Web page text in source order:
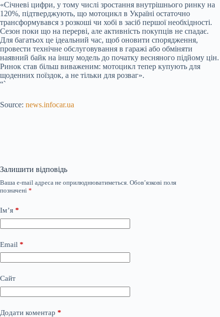
«Січневі цифри, у тому числі зростання внутрішнього ринку на
120%, підтверджують, що мотоцикл в Україні остаточно
трансформувався з розкоші чи хобі в засіб першої необхідності.
Сезон поки що на перерві, але активність покупців не спадає.
Для багатьох це ідеальний час, щоб оновити спорядження,
провести технічне обслуговування в гаражі або обміняти
наявний байк на іншу модель до початку весняного підйому цін.
Ринок став більш виваженим: мотоцикл тепер купують для
щоденних поїздок, а не тільки для розваг».
“`
Source: news.infocar.ua
Залишити відповідь
Ваша e-mail адреса не оприлюднюватиметься. Обов’язкові поля
позначені *
Ім’я *
Email *
Сайт
Додати коментар *